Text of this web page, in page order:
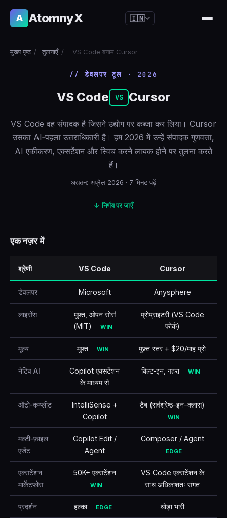
A AtomnyX 🇮🇳
🇪🇸 Español
🇧🇷Português
🇫🇷Français
🇯🇵 日本語
🇷🇺 Русский
简体中文
Italiano
हिन्दी
मुख्य पृष्ठ / तुलनाएँ / VS Code बनाम Cursor
// डेवलपर टूल · 2026
VS Code VS Cursor
VS Code वह संपादक है जिसने उद्योग पर कब्जा कर लिया। Cursor
उसका AI‑पहला उत्तराधिकारी है। हम 2026 में उन्हें संपादक गुणवत्ता,
AI एकीकरण, एक्सटेंशन और स्विच करने लायक होने पर तुलना करते
हैं।
अद्यतन: अप्रैल 2026 · 7 मिनट पढ़ें
↓ निर्णय पर जाएँ
एक नज़र में
श्रेणी VS Code Cursor
डेवलपर Microsoft Anysphere
लाइसेंस
मुफ़्त, ओपन सोर्स
(MIT)
WIN
प्रोप्राइटरी (VS Code
फोर्क)
मूल्य मुफ़्त WIN मुफ़्त स्तर + $20/माह प्रो
नेटिव AI
Copilot एक्सटेंशन
के माध्यम से
बिल्ट‑इन, गहरा WIN
ऑटो‑कम्प्लीट
IntelliSense +
Copilot
टैब (सर्वश्रेष्ठ-इन-क्लास)
WIN
मल्टी‑फ़ाइल
एजेंट
Copilot Edit /
Agent
Composer / Agent
EDGE
एक्सटेंशन
मार्केटप्लेस
50K+ एक्सटेंशन
WIN
VS Code एक्सटेंशन के
साथ अधिकांशतः संगत
प्रदर्शन हल्का EDGE थोड़ा भारी